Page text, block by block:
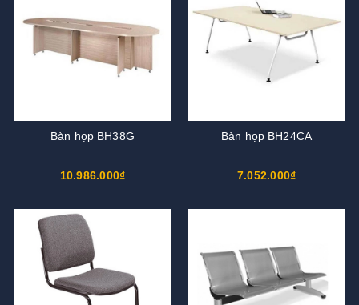
Bàn họp BH38G
10.986.000₫
Bàn họp BH24CA
7.052.000₫